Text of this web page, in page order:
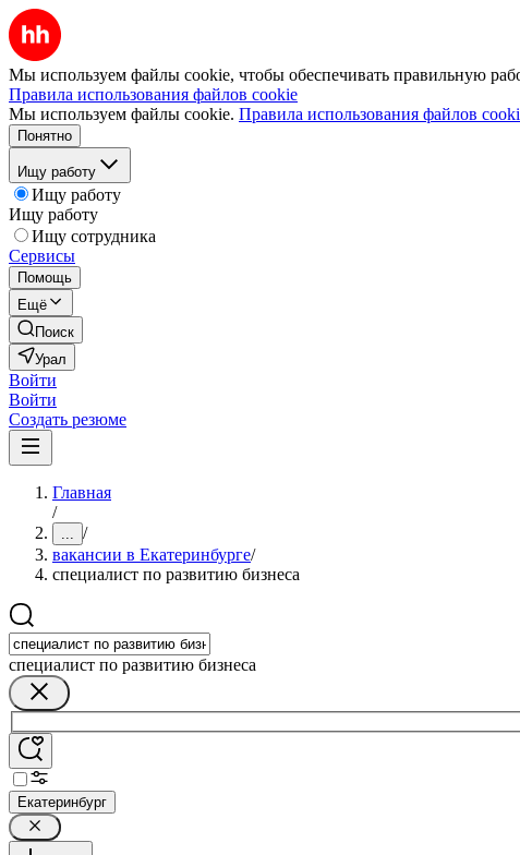
Мы используем файлы cookie, чтобы обеспечивать правильную
Правила использования файлов cookie
Мы используем файлы cookie. Правила использования файлов
Понятно
Ищу работу
Ищу работу
Ищу работу
Ищу сотрудника
Сервисы
Помощь
Ещё
Поиск
Урал
Войти
Войти
Создать резюме
Главная
/
... /
вакансии в Екатеринбурге/
специалист по развитию бизнеса
специалист по развитию бизнеса
Екатеринбург